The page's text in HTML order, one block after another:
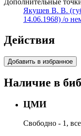
Дополнительные
Якушев В. В.
14.06.1968) /о
Действия
Добавить в избранное
Наличие в
ЦМИ
Свободно - 1,